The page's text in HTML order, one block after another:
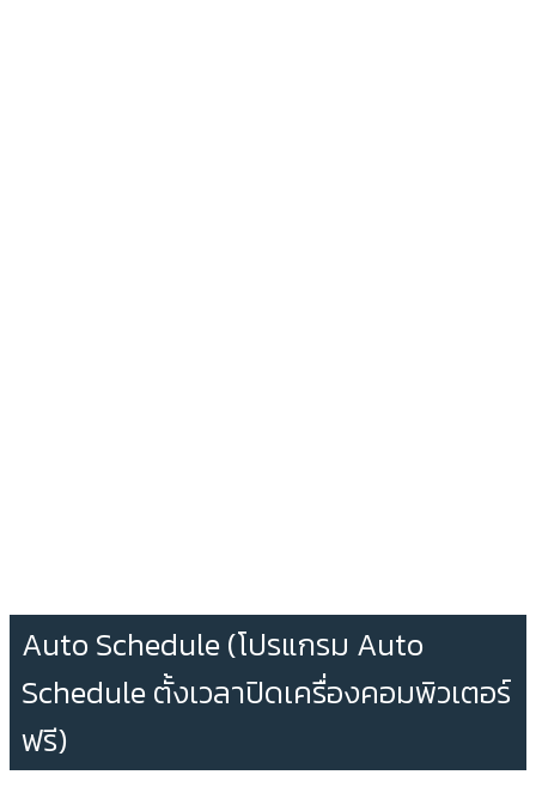
Auto Schedule (โปรแกรม Auto
Schedule ตั้งเวลาปิดเครื่องคอมพิวเตอร์
ฟรี)